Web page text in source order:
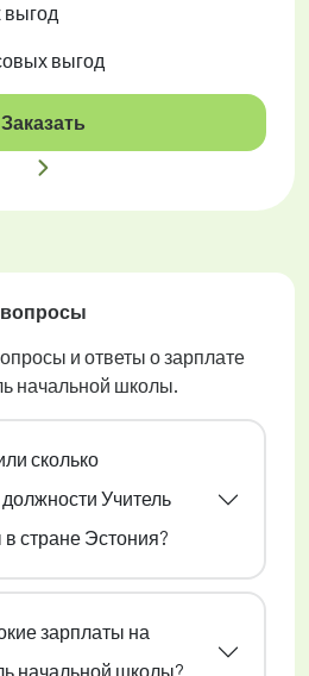
выгод
Заказать
и ответы о зарплате
начальной школы.
сколько
Учитель
стране Эстония?
зарплаты на